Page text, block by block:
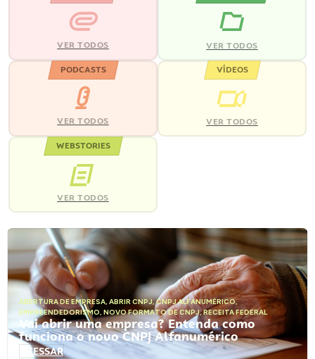
VER TODOS VER TODOS
PODCASTS
VER TODOS
VÍDEOS
VER TODOS
WEBSTORIES
VER TODOS
ABERTURA DE EMPRESA, ABRIR CNPJ,CNPJ ALFANUMÉRICO,
EMPREENDEDORISMO, NOVO FORMATO DE CNPJ,RECEITA FEDERAL
Vai abrir uma empresa? Entenda como
funciona o novo CNPJ Alfanumérico
ACESSAR